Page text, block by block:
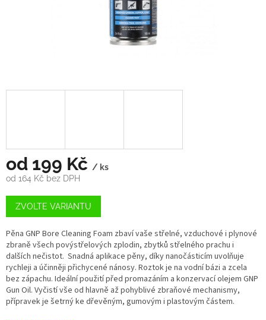
od 199 Kč / ks
od 164 Kč bez DPH
Měrná
cena:
ZVOLTE VARIANTU
Pěna GNP Bore Cleaning Foam zbaví vaše střelné, vzduchové i plynové
zbraně všech povýstřelových zplodin, zbytků střelného prachu i
dalších nečistot. Snadná aplikace pěny, díky nanočásticím uvolňuje
rychleji a účinněji přichycené nánosy. Roztok je na vodní bázi a zcela
bez zápachu. Ideální použití před promazáním a konzervací olejem GNP
Gun Oil. Vyčistí vše od hlavně až pohyblivé zbraňové mechanismy,
přípravek je šetrný ke dřevěným, gumovým i plastovým částem.